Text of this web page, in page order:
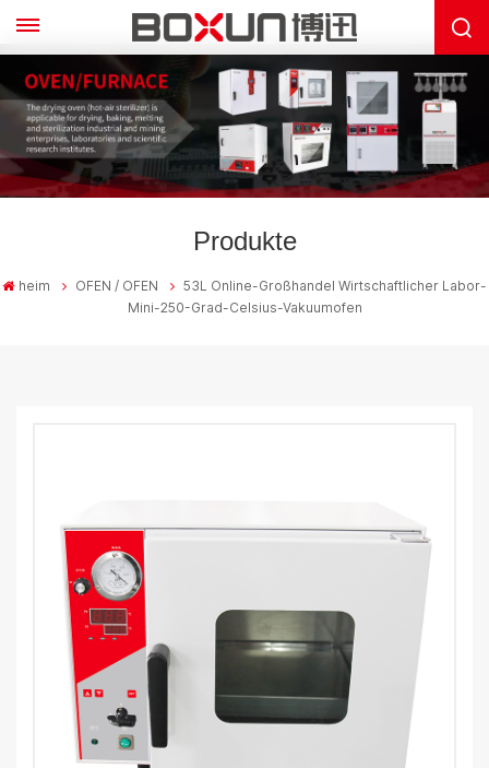
Produkte
heim OFEN / OFEN
53L Online-Großhandel Wirtschaftlicher Labor-
Mini-250-Grad-Celsius-Vakuumofen